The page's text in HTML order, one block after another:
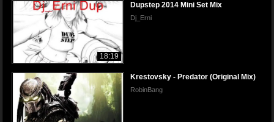
18:19
Dupstep 2014 Mini Set Mix
Dj_Erni
Krestovsky - Predator (Original Mix)
RobinBang